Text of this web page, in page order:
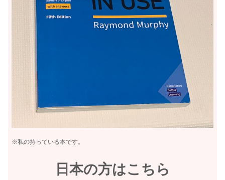
※私の持っている本です。
日本の方はこちら